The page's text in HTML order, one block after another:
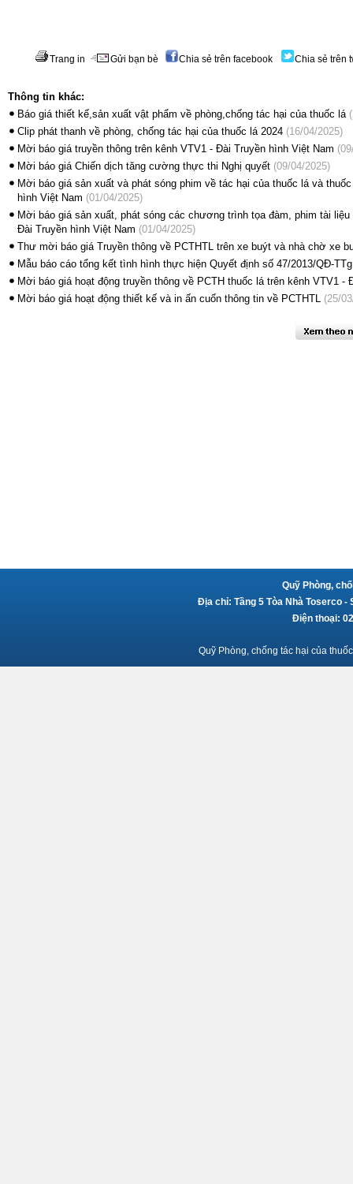
Trang in Gửi bạn bè Chia sẻ trên facebook Chia sẻ trên
Thông tin khác:
Báo giá thiết kế,sản xuất vật phẩm về phòng,chống tác hại của thuốc lá
Clip phát thanh về phòng, chống tác hại của thuốc lá 2024 (16/04/2025)
Mời báo giá truyền thông trên kênh VTV1 - Đài Truyền hình Việt Nam
Mời báo giá Chiến dịch tăng cường thực thi Nghị quyết (09/04/2025)
Mời báo giá sản xuất và phát sóng phim về tác hại của thuốc lá và
hình Việt Nam (01/04/2025)
Mời báo giá sản xuất, phát sóng các chương trình tọa đàm, phim tài
Đài Truyền hình Việt Nam (01/04/2025)
Thư mời báo giá Truyền thông về PCTHTL trên xe buýt và nhà chờ xe
Mẫu báo cáo tổng kết tình hình thực hiện Quyết định số 47/2013/QĐ-TTg
Mời báo giá hoạt động truyền thông về PCTH thuốc lá trên kênh VTV1 -
Mời báo giá hoạt động thiết kế và in ấn cuốn thông tin về PCTHTL
(25/
Quỹ Phòng,
Địa chỉ: Tầng 5 Tòa Nhà Toserco -
Điện thoại:
Quỹ Phòng, chống tác hại của